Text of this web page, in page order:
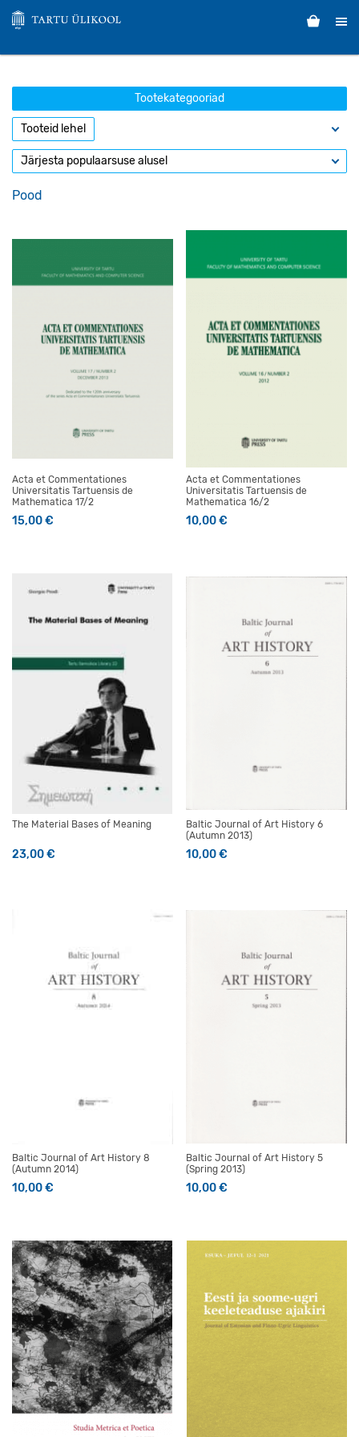
Tootekategooriad
Pood
Acta et Commentationes
Universitatis Tartuensis de
Mathematica 17/2
15,00€
Acta et Commentationes
Universitatis Tartuensis de
Mathematica 16/2
10,00€
The Material Bases of Meaning
23,00€
Baltic Journal of Art History 6
(Autumn 2013)
10,00€
Baltic Journal of Art History 8
(Autumn 2014)
10,00€
Baltic Journal of Art History 5
(Spring 2013)
10,00€